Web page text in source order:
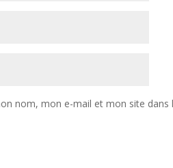
nom, mon e-mail et mon site